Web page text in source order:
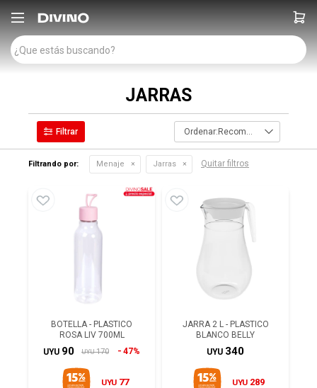

JARRAS
Recomendados
Filtrando por: Menaje Jarras Quitar filtros
BOTELLA - PLASTICO
ROSA LIV 700ML
UYU 90 UYU 170 47%
UYU 77
JARRA 2 L - PLASTICO
BLANCO BELLY
UYU 340
UYU 289